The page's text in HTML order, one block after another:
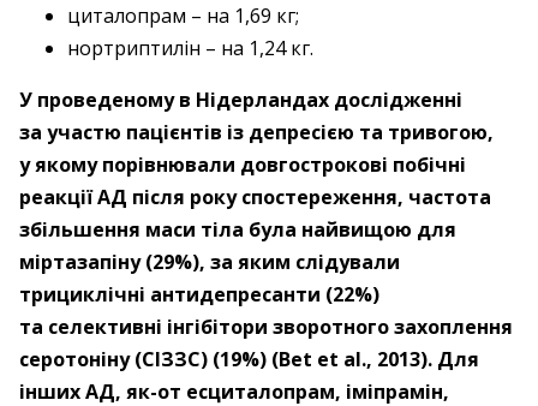
циталопрам – ​на 1,69 кг;
нортриптилін – на 1,24 кг.
У проведеному в Нідерландах дослідженні
за участю пацієнтів із депресією та тривогою,
у якому порівнювали довгострокові побічні
реакції АД після року спостереження, частота
збільшення маси тіла була найвищою для
міртазапіну (29%), за яким слідували
трициклічні антидепресанти (22%)
та селективні інгібітори зворотного захоплення
серотоніну (СІЗЗС) (19%) (Bet et al., 2013). Для
інших АД, як-от есциталопрам, іміпрамін,